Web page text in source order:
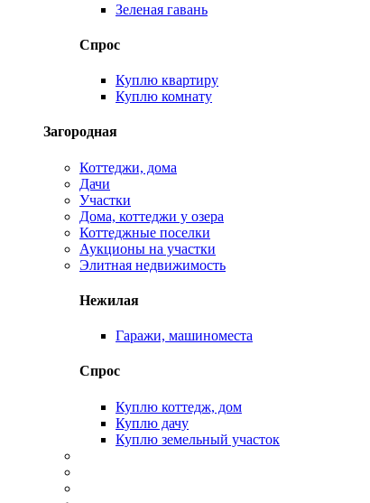
Зеленая гавань
Спрос
Куплю квартиру
Куплю комнату
Загородная
Коттеджи, дома
Дачи
Участки
Дома, коттеджи у озера
Коттеджные поселки
Аукционы на участки
Элитная недвижимость
Нежилая
Гаражи, машиноместа
Спрос
Куплю коттедж, дом
Куплю дачу
Куплю земельный участок